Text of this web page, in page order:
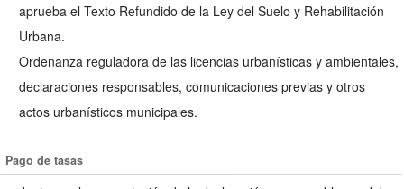
aprueba el Texto Refundido de la Ley del Suelo y Rehabilitación
Urbana.
Ordenanza reguladora de las licencias urbanísticas y ambientales,
declaraciones responsables, comunicaciones previas y otros
actos urbanísticos municipales.
Pago de tasas